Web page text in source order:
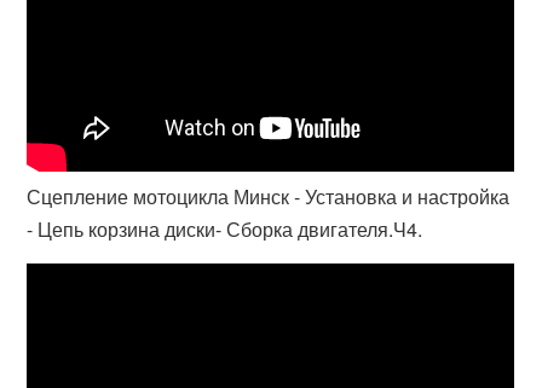
Сцепление мотоцикла Минск - Установка и настройка
- Цепь корзина диски- Сборка двигателя.Ч4.